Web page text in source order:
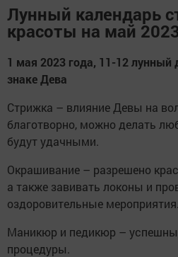
Лунный календарь
красоты на май
1 мая 2023 года, 11-12 лунный
знаке Дева
Стрижка – влияние Девы на
благотворно, можно делать
будут удачными.
Окрашивание – разрешено
а также завивать локоны и
оздоровительные мероприятия.
Маникюр и педикюр –
процедуры.